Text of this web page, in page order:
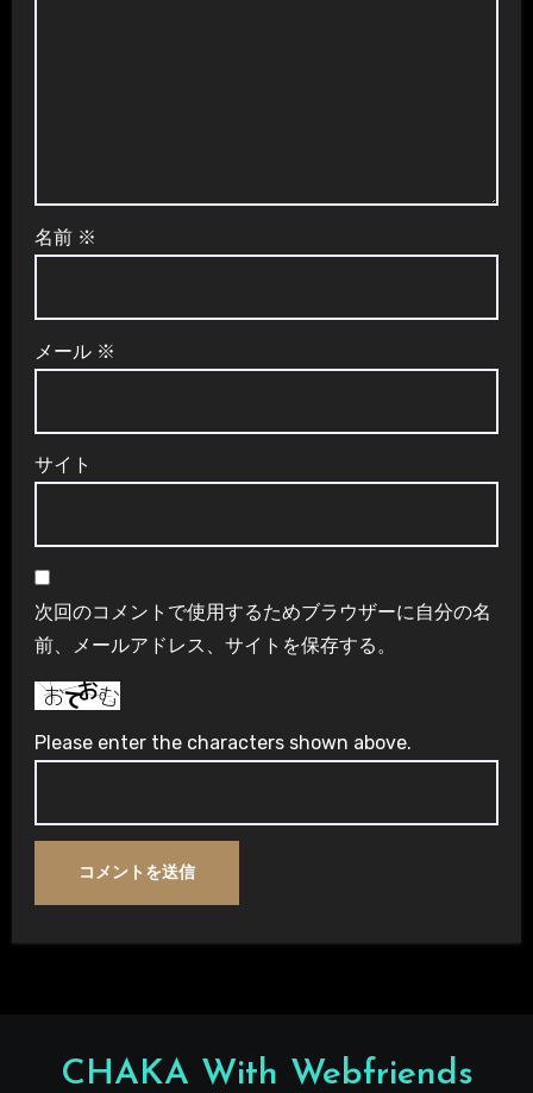
名前 ※
メール ※
サイト
次回のコメントで使用するためブラウザーに自分の名
前、メールアドレス、サイトを保存する。
Please enter the characters shown above.
CHAKA With Webfriends